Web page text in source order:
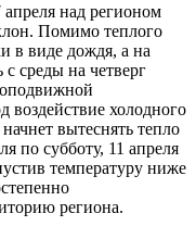
над регионом
Помимо теплого
в виде дождя, а на
среды на четверг
воздействие холодного
вытеснять тепло
по субботу, 11 апреля
температуру ниже
региона.